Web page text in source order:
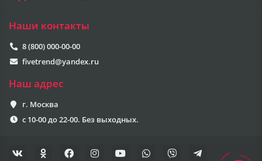
Наши контакты
8 (800) 000-00-00
fivetrend@yandex.ru
Наш адрес
г. Москва
с 10-00 до 22-00. Без выходных.